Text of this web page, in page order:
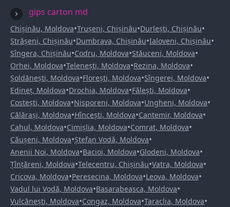
gips carton md
Chișinău, Moldova•Trușeni, Chișinău•Durlești, Chișinău•
Strășeni, Chișinău•Dumbrava, Chișinău•Ialoveni, Chișinău•
Sîngera, Chișinău•Codru, Moldova•Stăuceni, Moldova•
Orhei, Moldova•Telenești, Moldova•Rezina, Moldova•
Șoldănești, Moldova•Florești, Moldova•Sîngerei, Moldova•
Edineț, Moldova•Drochia, Moldova•Fălești, Moldova•
Costești, Moldova•Nisporeni, Moldova•Ungheni, Moldova•
Călărași, Moldova•Hîncești, Moldova•Cantemir, Moldova•
Cahul, Moldova•Cimișlia, Moldova•Comrat, Moldova•
Căușeni, Moldova•Ștefan Vodă, Moldova•
Anenii Noi, Moldova•Bacioi, Moldova•Glodeni, Moldova•
Țînțăreni, Moldova•Telecentru, Chișinău•Vatra, Moldova•
Cricova, Moldova•Peresecina, Moldova•Leova, Moldova•
Vadul lui Vodă, Moldova•Basarabeasca, Moldova•
Vulcănești, Moldova•Congaz, Moldova•Taraclia, Moldova•